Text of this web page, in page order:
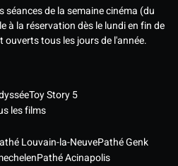
de la semaine cinéma (du
à la réservation dès le lundi en fin de
tous les jours de l'année.
Toy Story 5
les films
Louvain-la-NeuvePathé Genk
Pathé Acinapolis